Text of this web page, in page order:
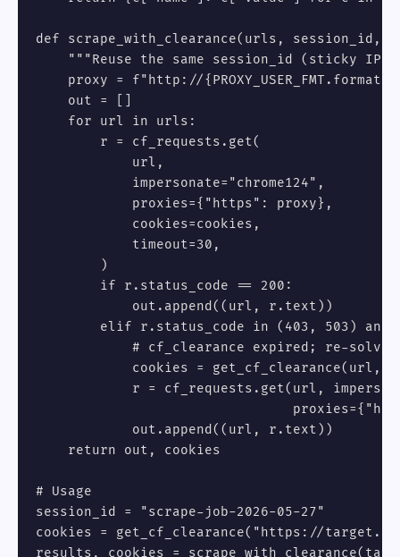
def scrape_with_clearance(urls, session_id,
"""Reuse the same session_id (sticky IP)
proxy = f"http://
    out = []
    for url in urls:
        r = cf_requests.get(
            url,
            impersonate="chrome124",
            proxies={"https": proxy},
            cookies=cookies,
            timeout=30,
        )
        if r.status_code == 200:
            out.append((url, r.text))
elif r.status_code in (403, 503) and
            # cf_clearance expired; re-solve
cookies = get_cf_clearance(url,
r = cf_requests.get(url,
            out.append((url, r.text))
    return out, cookies
# Usage
session_id = "scrape-job-2026-05-27"
cookies = get_cf_clearance("https://
results, cookies =